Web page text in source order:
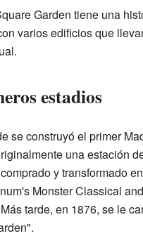
Garden tiene una
varios edificios que
estadios
se construyó el primer
una estación
y transformado
Monster Classical
tarde, en 1876, se le